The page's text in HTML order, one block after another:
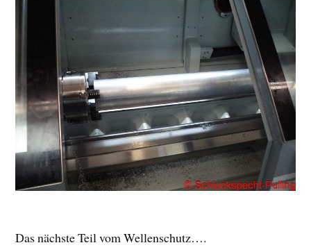
Das nächste Teil vom Wellenschutz….